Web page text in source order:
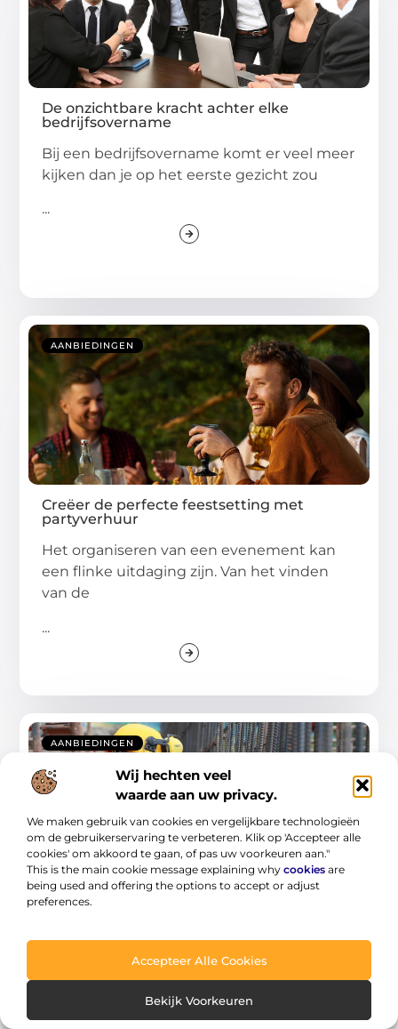
Wij hechten veel
waarde aan uw privacy.
We maken gebruik van cookies en vergelijkbare technologieën
om de gebruikerservaring te verbeteren. Klik op 'Accepteer alle
cookies' om akkoord te gaan, of pas uw voorkeuren aan."
This is the main cookie message explaining why cookies are
being used and offering the options to accept or adjust
preferences.
Accepteer Alle Cookies
Bekijk Voorkeuren
De onzichtbare kracht achter elke
bedrijfsovername
Bij een bedrijfsovername komt er veel meer
kijken dan je op het eerste gezicht zou
...
AANBIEDINGEN
Creëer de perfecte feestsetting met
partyverhuur
Het organiseren van een evenement kan
een flinke uitdaging zijn. Van het vinden
van de
...
AANBIEDINGEN
Betonverwerking van topkwaliteit voor
van elk bouw- of industrieel project. Of je nu
...